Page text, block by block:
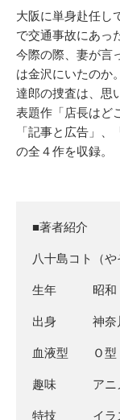
大阪に単身赴任し
で交通事故にあっ
今際の際、妻が言
は金沢にいたのか。
達郎の捜査は、思
表題作「店長はど
「記事と広告」、
の全４作を収録。
■著者紹介
八十島コト（や
生年 昭和
出身 神奈川
血液型 Ｏ型
趣味 アニ
特技 イラス